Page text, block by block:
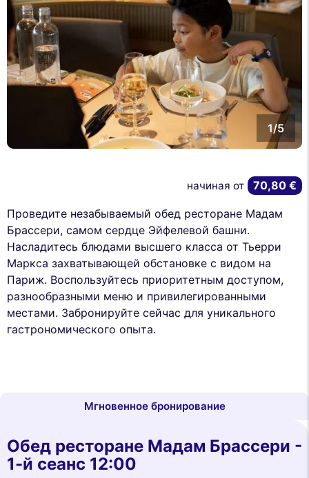
1/5
Проведите незабываемый обед ресторане Мадам
Брассери, самом сердце Эйфелевой башни.
Насладитесь блюдами высшего класса от Тьерри
Маркса захватывающей обстановке с видом на
Париж. Воспользуйтесь приоритетным доступом,
разнообразными меню и привилегированными
местами. Забронируйте сейчас для уникального
гастрономического опыта.
начиная от 70,80 €
Мгновенное бронирование
Обед ресторане Мадам Брассери -
1-й сеанс 12:00